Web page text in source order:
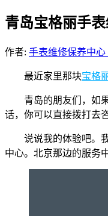
青岛宝格丽手
作者: 手表维修保养中心
最近家里那块宝格
青岛的朋友们，如
话，你可以直接拨打去
说说我的体验吧。
中心。北京那边的服务